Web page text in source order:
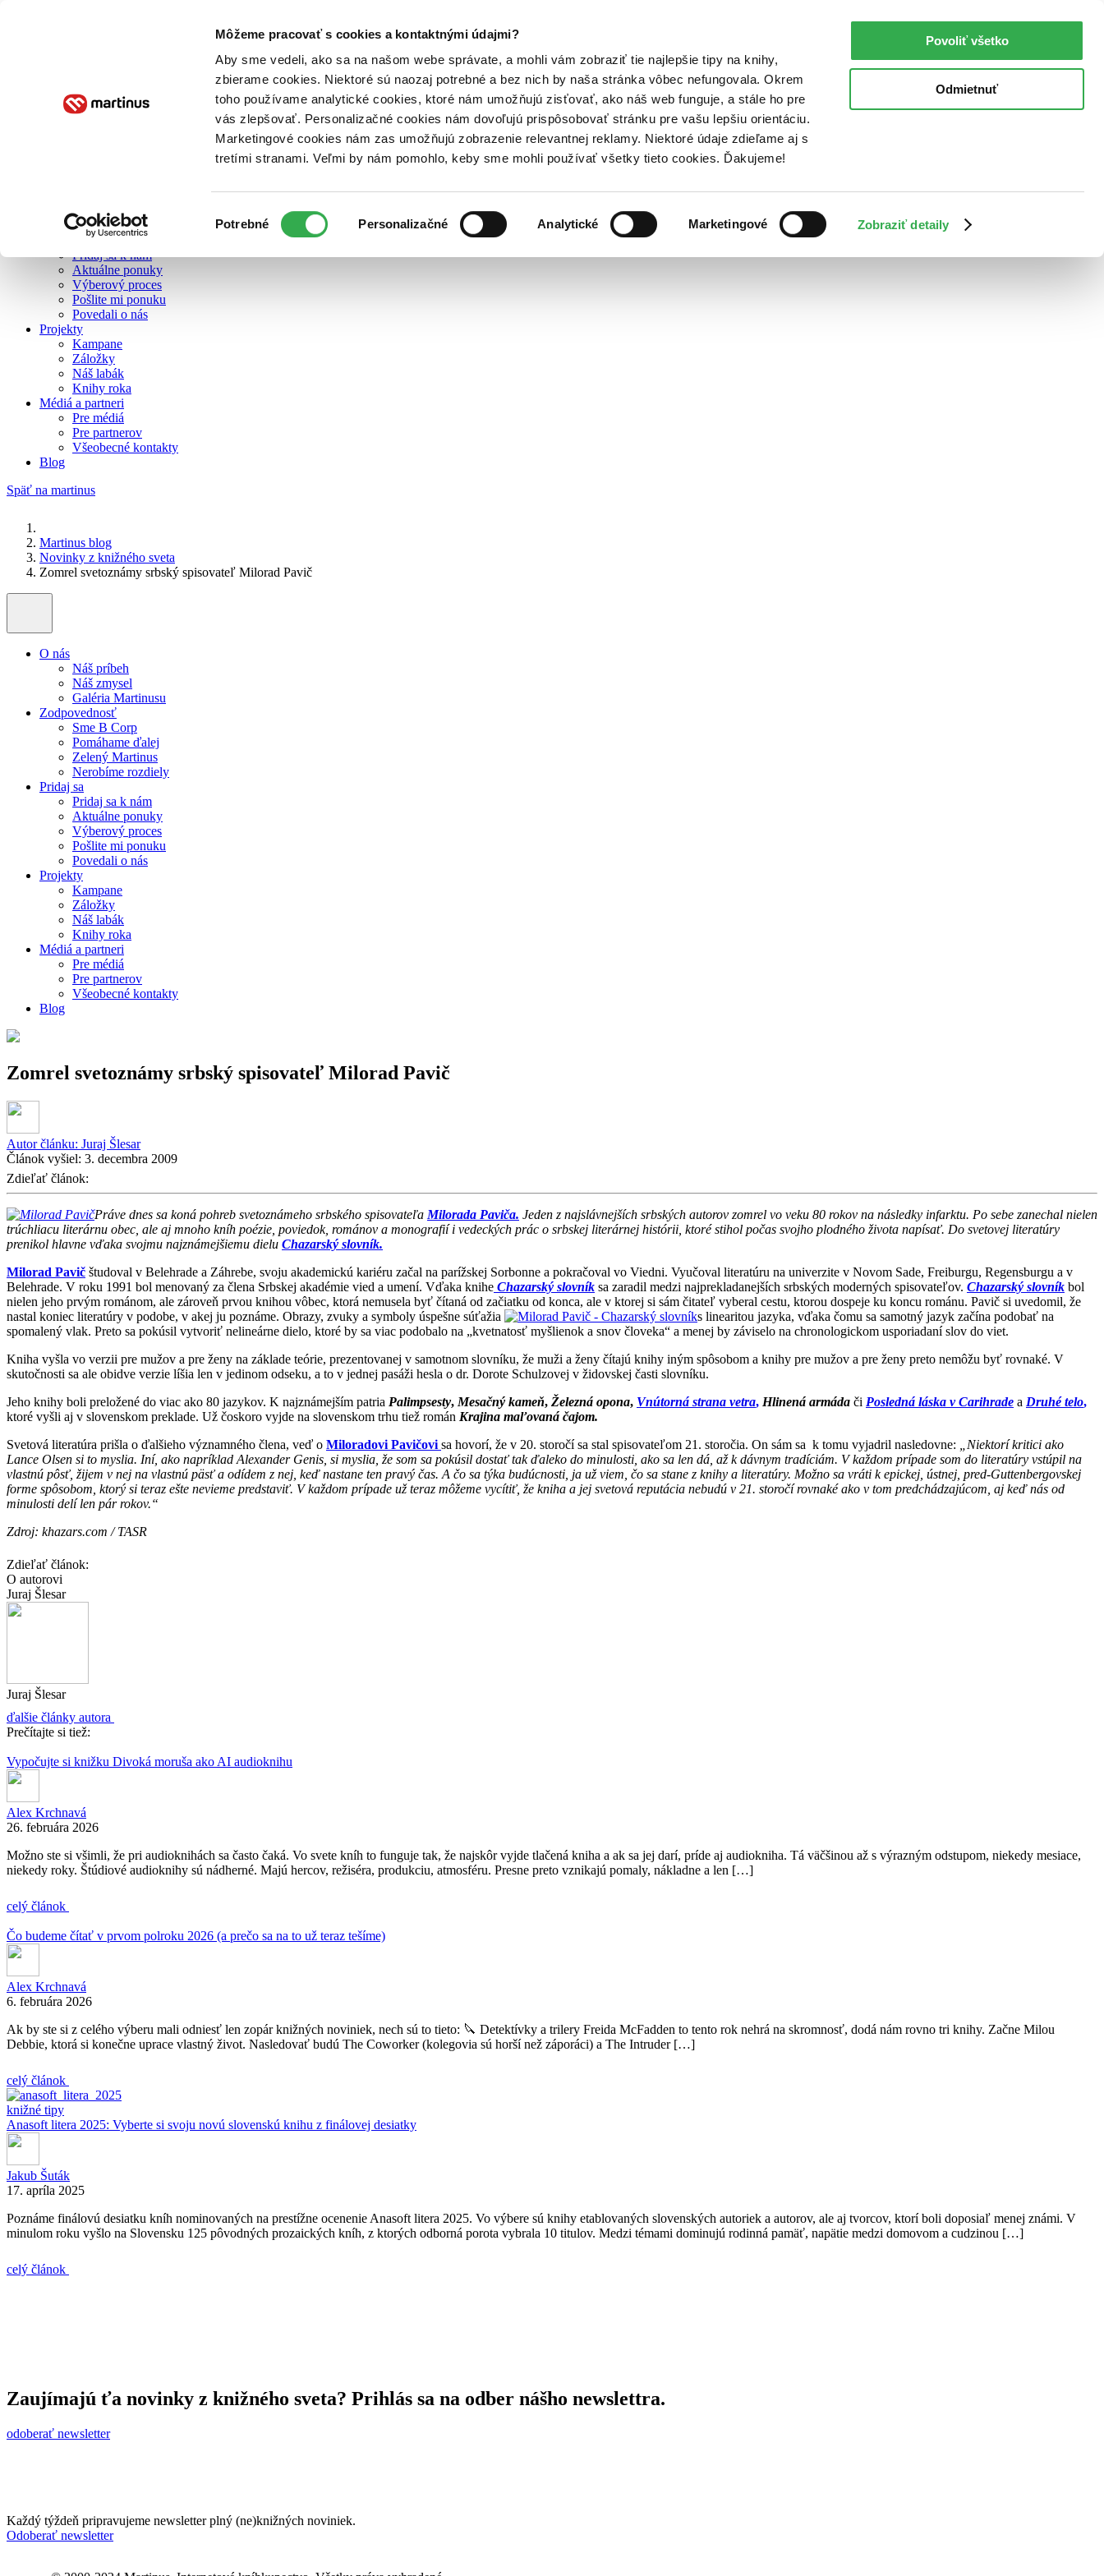
Môžeme pracovať s cookies a kontaktnými údajmi?
Aby sme vedeli, ako sa na našom webe správate, a mohli vám zobraziť tie najlepšie tipy na knihy,
zbierame cookies. Niektoré sú naozaj potrebné a bez nich by naša stránka vôbec nefungovala. Okrem
toho používame analytické cookies, ktoré nám umožňujú zisťovať, ako náš web funguje, a stále ho pre
vás zlepšovať. Personalizačné cookies nám dovoľujú prispôsobovať stránku pre vašu lepšiu orientáciu.
Marketingové cookies nám zas umožňujú zobrazenie relevantnej reklamy. Niektoré údaje zdieľame aj s
tretími stranami. Veľmi by nám pomohlo, keby sme mohli používať všetky tieto cookies. Ďakujeme!
súhlasu
Potrebné Personalizačné Analytické Marketingové Zobraziť detaily
Povoliť všetko
Odmietnuť
O nás
Zelený Martinus
Nerobíme rozdiely
Pridaj sa k nám
Aktuálne ponuky
Výberový proces
Pošlite mi ponuku
Povedali o nás
Projekty
Kampane
Záložky
Náš labák
Knihy roka
Médiá a partneri
Pre médiá
Pre partnerov
Všeobecné kontakty
Blog
Späť na martinus
Martinus blog
Novinky z knižného sveta
Zomrel svetoznámy srbský spisovateľ Milorad Pavič
O nás
Náš príbeh
Náš zmysel
Galéria Martinusu
Zodpovednosť
Sme B Corp
Pomáhame ďalej
Zelený Martinus
Nerobíme rozdiely
Pridaj sa
Pridaj sa k nám
Aktuálne ponuky
Výberový proces
Pošlite mi ponuku
Povedali o nás
Projekty
Kampane
Záložky
Náš labák
Knihy roka
Médiá a partneri
Pre médiá
Pre partnerov
Všeobecné kontakty
Blog
Zomrel svetoznámy srbský spisovateľ Milorad Pavič
Autor článku: Juraj Šlesar
Článok vyšiel: 3. decembra 2009
Zdieľať článok:
Práve dnes sa koná pohreb svetoznámeho srbského spisovateľa Milorada Paviča. Jeden z najslávnejších srbských autorov zomrel vo veku 80 rokov na následky infarktu. Po sebe zanechal nielen
trúchliacu literárnu obec, ale aj mnoho kníh poézie, poviedok, románov a monografií i vedeckých prác o srbskej literárnej histórii, ktoré stihol počas svojho plodného života napísať. Do svetovej literatúry
prenikol hlavne vďaka svojmu najznámejšiemu dielu Chazarský slovník.
Milorad Pavič študoval v Belehrade a Záhrebe, svoju akademickú kariéru začal na parížskej Sorbonne a pokračoval vo Viedni. Vyučoval literatúru na univerzite v Novom Sade, Freiburgu, Regensburgu a v
Belehrade. V roku 1991 bol menovaný za člena Srbskej akadémie vied a umení. Vďaka knihe Chazarský slovník sa zaradil medzi najprekladanejších srbských moderných spisovateľov. Chazarský slovník bol
nielen jeho prvým románom, ale zároveň prvou knihou vôbec, ktorá nemusela byť čítaná od začiatku od konca, ale v ktorej si sám čitateľ vyberal cestu, ktorou dospeje ku koncu románu. Pavič si uvedomil, že
nastal koniec literatúry v podobe, v akej ju poznáme. Obrazy, zvuky a symboly úspešne súťažia
s linearitou jazyka, vďaka čomu sa samotný jazyk začína podobať na
spomalený vlak. Preto sa pokúsil vytvoriť nelineárne dielo, ktoré by sa viac podobalo na „kvetnatosť myšlienok a snov človeka“ a menej by záviselo na chronologickom usporiadaní slov do viet.
Kniha vyšla vo verzii pre mužov a pre ženy na základe teórie, prezentovanej v samotnom slovníku, že muži a ženy čítajú knihy iným spôsobom a knihy pre mužov a pre ženy preto nemôžu byť rovnaké. V
skutočnosti sa ale obidve verzie líšia len v jedinom odseku, a to v jednej pasáži hesla o dr. Dorote Schulzovej v židovskej časti slovníku.
Jeho knihy boli preložené do viac ako 80 jazykov. K najznámejším patria Palimpsesty, Mesačný kameň, Železná opona, Vnútorná strana vetra, Hlinená armáda či Posledná láska v Carihrade a Druhé telo,
ktoré vyšli aj v slovenskom preklade. Už čoskoro vyjde na slovenskom trhu tiež román Krajina maľovaná čajom.
Svetová literatúra prišla o ďalšieho významného člena, veď o Miloradovi Pavičovi sa hovorí, že v 20. storočí sa stal spisovateľom 21. storočia. On sám sa k tomu vyjadril nasledovne:
„Niektorí kritici ako
Lance Olsen si to myslia. Iní, ako napríklad Alexander Genis, si myslia, že som sa pokúsil dostať tak ďaleko do minulosti, ako sa len dá, až k dávnym tradíciám. V každom prípade som do literatúry vstúpil na
vlastnú pôsť, žijem v nej na vlastnú päsť a odídem z nej, keď nastane ten pravý čas. A čo sa týka budúcnosti, ja už viem, čo sa stane z knihy a literatúry. Možno sa vráti k epickej, ústnej, pred-Guttenbergovskej
forme spôsobom, ktorý si teraz ešte nevieme predstaviť. V každom prípade už teraz môžeme vycítiť, že kniha a jej svetová reputácia nebudú v 21. storočí rovnaké ako v tom predchádzajúcom, aj keď nás od
minulosti delí len pár rokov.“
Zdroj: khazars.com / TASR
Zdieľať článok:
O autorovi
Juraj Šlesar
Juraj Šlesar
ďalšie články autora
Prečítajte si tiež:
Vypočujte si knižku Divoká moruša ako AI audioknihu
Alex Krchnavá
26. februára 2026
Možno ste si všimli, že pri audioknihách sa často čaká. Vo svete kníh to funguje tak, že najskôr vyjde tlačená kniha a ak sa jej darí, príde aj audiokniha. Tá väčšinou až s výrazným odstupom, niekedy mesiace,
niekedy roky. Štúdiové audioknihy sú nádherné. Majú hercov, režiséra, produkciu, atmosféru. Presne preto vznikajú pomaly, nákladne a len […]
celý článok
Čo budeme čítať v prvom polroku 2026 (a prečo sa na to už teraz tešíme)
Alex Krchnavá
6. februára 2026
Ak by ste si z celého výberu mali odniesť len zopár knižných noviniek, nech sú to tieto: 🔪 Detektívky a trilery Freida McFadden to tento rok nehrá na skromnosť, dodá nám rovno tri knihy. Začne Milou
Debbie, ktorá si konečne uprace vlastný život. Nasledovať budú The Coworker (kolegovia sú horší než záporáci) a The Intruder […]
celý článok
knižné tipy
Anasoft litera 2025: Vyberte si svoju novú slovenskú knihu z finálovej desiatky
Jakub Šuták
17. apríla 2025
Poznáme finálovú desiatku kníh nominovaných na prestížne ocenenie Anasoft litera 2025. Vo výbere sú knihy etablovaných slovenských autoriek a autorov, ale aj tvorcov, ktorí boli doposiaľ menej známi. V
minulom roku vyšlo na Slovensku 125 pôvodných prozaických kníh, z ktorých odborná porota vybrala 10 titulov. Medzi témami dominujú rodinná pamäť, napätie medzi domovom a cudzinou […]
celý článok
Zaujímajú ťa novinky z knižného sveta? Prihlás sa na odber nášho newslettra.
odoberať newsletter
Každý týždeň pripravujeme newsletter plný (ne)knižných noviniek.
Odoberať newsletter